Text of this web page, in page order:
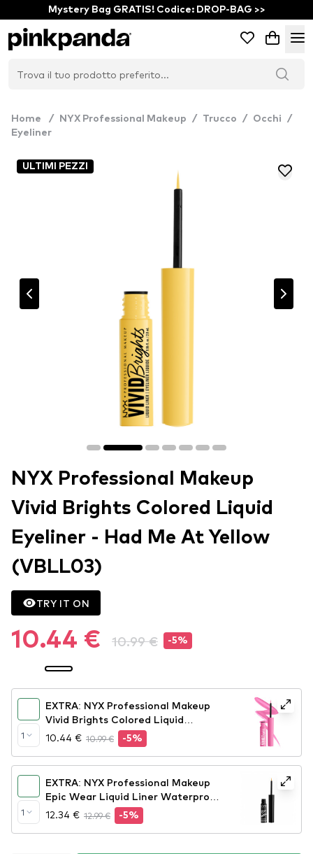
Mystery Bag GRATIS! Codice: DROP-BAG >>
Home / NYX Professional Makeup / Trucco / Occhi
/
Eyeliner
ULTIMI PEZZI
NYX Professional Makeup
Vivid Brights Colored Liquid
Eyeliner - Had Me At Yellow
(VBLL03)
TRY IT ON
10.44 € 10.99 € -5%
1
EXTRA: NYX Professional Makeup
Vivid Brights Colored Liquid
Eyeliner - Don't Pink Twice
10.44 € 10.99 € -5%
1
EXTRA: NYX Professional Makeup
Epic Wear Liquid Liner Waterproof
- Yellow
12.34 € 12.99 € -5%